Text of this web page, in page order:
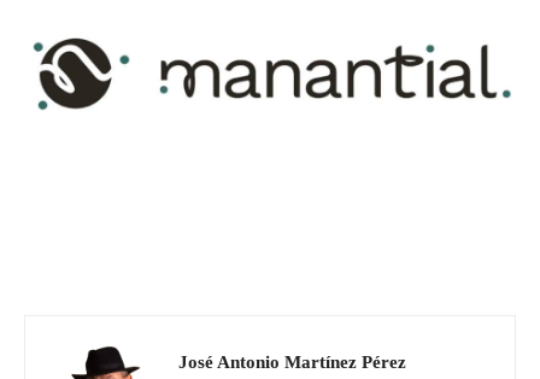
José Antonio Martínez Pérez